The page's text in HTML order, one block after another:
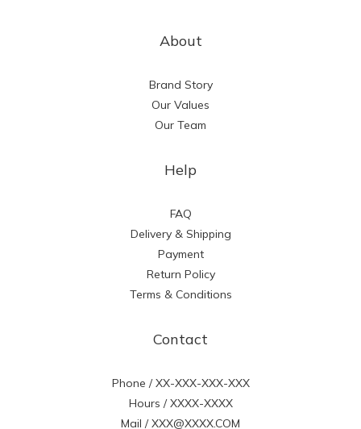
About
Brand Story
Our Values
Our Team
Help
FAQ
Delivery & Shipping
Payment
Return Policy
Terms & Conditions
Contact
Phone / XX-XXX-XXX-XXX
Hours / XXXX-XXXX
Mail / XXX@XXXX.COM